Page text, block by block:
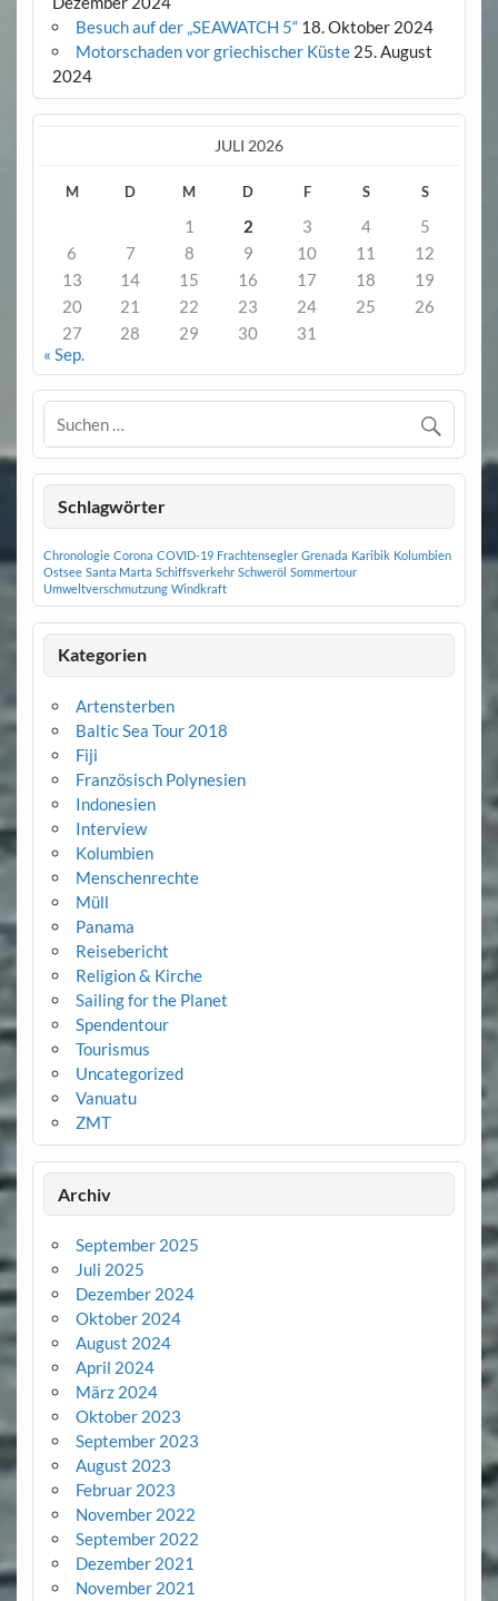
Besuch auf der „SEAWATCH 5“ 18. Oktober 2024
Motorschaden vor griechischer Küste 25. August
2024
JULI 2026
M D M D F S S
1 2 3 4
5
6
7 8 9 10 11
12
13
14 15 16 17 18
19
20
21 22 23 24 25
26
27
28 29 30
31
« Sep.
Schlagwörter
Chronologie Corona COVID-19 Frachtensegler Grenada Karibik Kolumbien
Ostsee Santa Marta Schiffsverkehr Schweröl Sommertour
Umweltverschmutzung Windkraft
Kategorien
Artensterben
Baltic Sea Tour 2018
Fiji
Französisch Polynesien
Indonesien
Interview
Kolumbien
Menschenrechte
Müll
Panama
Reisebericht
Religion & Kirche
Sailing for the Planet
Spendentour
Tourismus
Uncategorized
Vanuatu
ZMT
Archiv
September 2025
Juli 2025
Dezember 2024
Oktober 2024
August 2024
April 2024
März 2024
Oktober 2023
September 2023
August 2023
Februar 2023
November 2022
September 2022
Dezember 2021
November 2021